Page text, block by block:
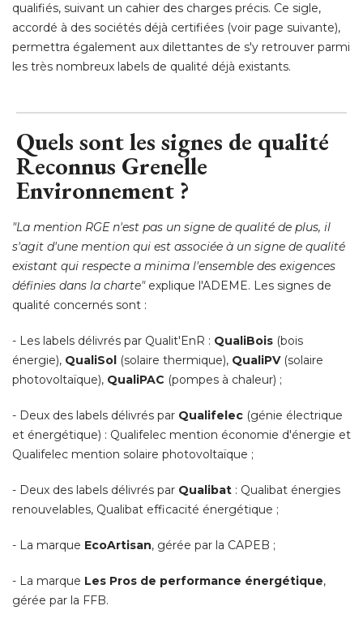
qualifiés, suivant un cahier des charges précis. Ce sigle,
accordé à des sociétés déjà certifiées (voir page suivante),
permettra également aux dilettantes de s'y retrouver parmi
les très nombreux labels de qualité déjà existants.
Quels sont les signes de qualité
Reconnus Grenelle
Environnement ?
"La mention RGE n'est pas un signe de qualité de plus, il
s'agit d'une mention qui est associée à un signe de qualité
existant qui respecte a minima l'ensemble des exigences
définies dans la charte"explique l'ADEME. Les signes de
qualité concernés sont :
- Les labels délivrés par Qualit'EnR : QualiBois (bois
énergie), QualiSol (solaire thermique), QualiPV (solaire
photovoltaïque), QualiPAC (pompes à chaleur) ;
- Deux des labels délivrés par Qualifelec (génie électrique
et énergétique) : Qualifelec mention économie d'énergie et
Qualifelec mention solaire photovoltaïque ;
- Deux des labels délivrés par Qualibat : Qualibat énergies
renouvelables, Qualibat efficacité énergétique ;
- La marque EcoArtisan, gérée par la CAPEB ;
- La marque Les Pros de performance énergétique,
gérée par la FFB.